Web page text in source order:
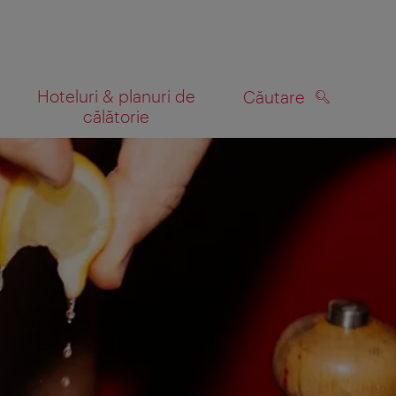
Hoteluri & planuri de
călătorie
Căutare
CĂUTARE
primi un e-mail cu invitația de a ne împărtăși